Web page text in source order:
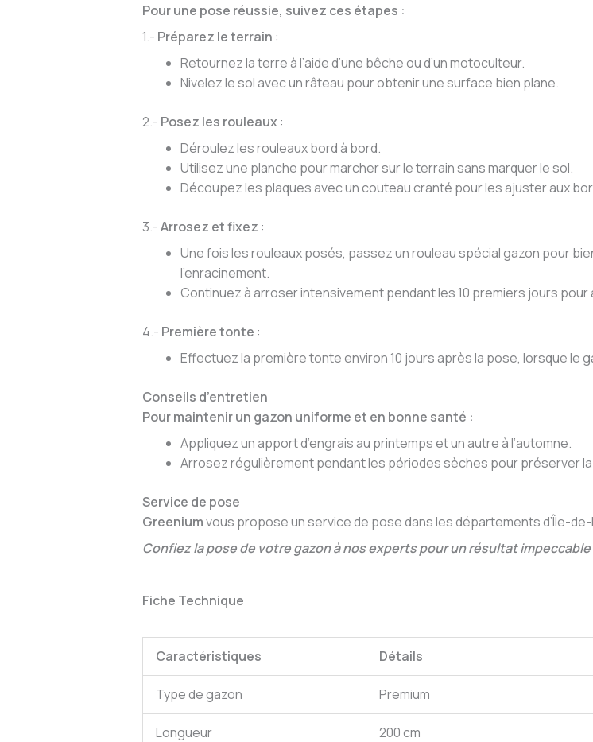
Pour une pose réussie, suivez ces étapes :
1.- Préparez le terrain :
Retournez la terre à l’aide d’une bêche ou d’un motoculteur.
Nivelez le sol avec un râteau pour obtenir une surface bien plane.
2.- Posez les rouleaux:
Déroulez les rouleaux bord à bord.
Utilisez une planche pour marcher sur le terrain sans marquer le sol.
Découpez les plaques avec un couteau cranté pour les ajuster aux
3.-Arrosez et fixez :
Une fois les rouleaux posés, passez un rouleau spécial gazon pour
l’enracinement.
Continuez à arroser intensivement pendant les 10 premiers jours
4.- Première tonte :
Effectuez la première tonte environ 10 jours après la pose, lorsque le
Conseils d’entretien
Pour maintenir un gazon uniforme et en bonne santé :
Appliquez un apport d’engrais au printemps et un autre à l’automne.
Arrosez régulièrement pendant les périodes sèches pour préserver
Service de pose
Greeniumvous propose un service de pose dans les départements d’Île-de-
Confiez la pose de votre gazon à nos experts pour un résultat
Fiche Technique
Caractéristiques Détails
Type de gazon Premium
Longueur 200 cm